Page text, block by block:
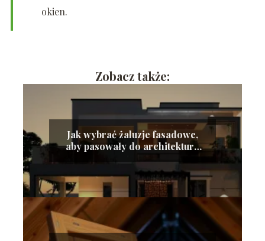
okien.
Zobacz także:
Jak wybrać żaluzje fasadowe,
aby pasowały do architektury